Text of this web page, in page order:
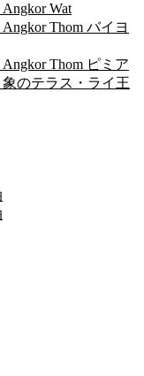
Wat
Thom バイヨ
Thom ピミア
のテラス・ライ王